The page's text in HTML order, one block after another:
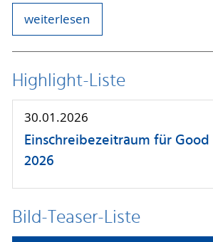
weiterlesen
Highlight-Liste
30.01.2026
Einschreibezeitraum für
2026
Bild-Teaser-Liste